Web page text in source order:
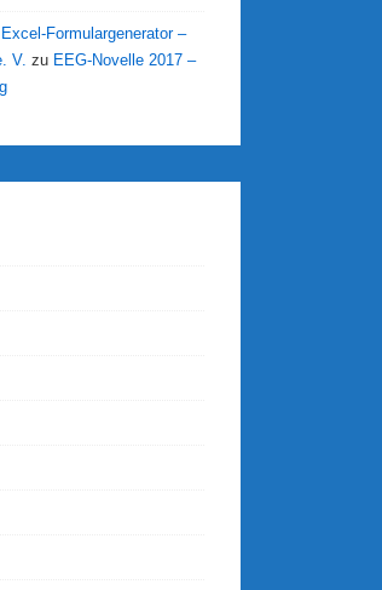
Formulargenerator –
V. zu EEG-Novelle 2017 –